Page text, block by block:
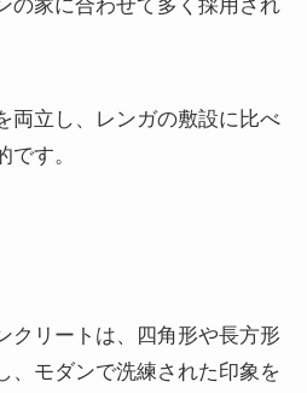
の家に合わせて多く採用され
両立し、レンガの敷設に比べ
す。
クリートは、四角形や長方形
、モダンで洗練された印象を